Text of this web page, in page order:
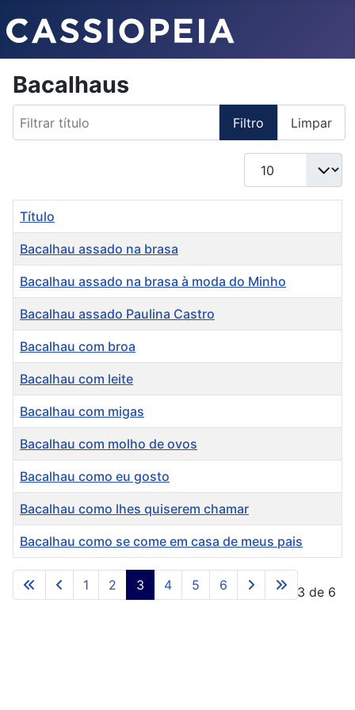
Bacalhaus
Filtrar título
Filtro Limpar
Qtd. a exibir
Artigos
Título
Bacalhau assado na brasa
Bacalhau assado na brasa à moda do Minho
Bacalhau assado Paulina Castro
Bacalhau com broa
Bacalhau com leite
Bacalhau com migas
Bacalhau com molho de ovos
Bacalhau como eu gosto
Bacalhau como lhes quiserem chamar
Bacalhau como se come em casa de meus pais
Pág. 3 de 6
1 2 3 4 5 6